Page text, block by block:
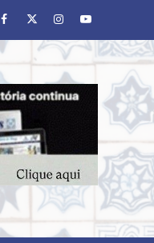
Facebook
TwitterInstagram
Youtube